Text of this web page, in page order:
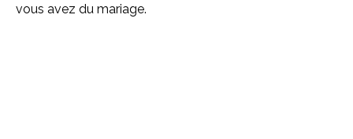
vous avez du mariage.